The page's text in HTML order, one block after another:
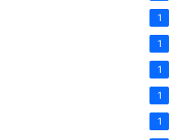
1
1
1
1
1